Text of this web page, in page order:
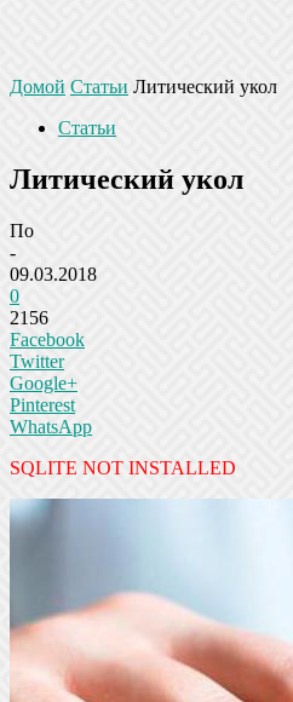
Домой Статьи Литический укол
Статьи
Литический укол
По
-
09.03.2018
0
2156
Facebook
Twitter
Google+
Pinterest
WhatsApp
SQLITE NOT INSTALLED